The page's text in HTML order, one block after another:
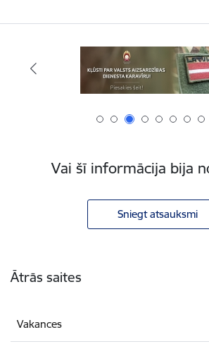
Vai šī informācija bija
Sniegt atsauksmi
Ātrās saites
Vakances